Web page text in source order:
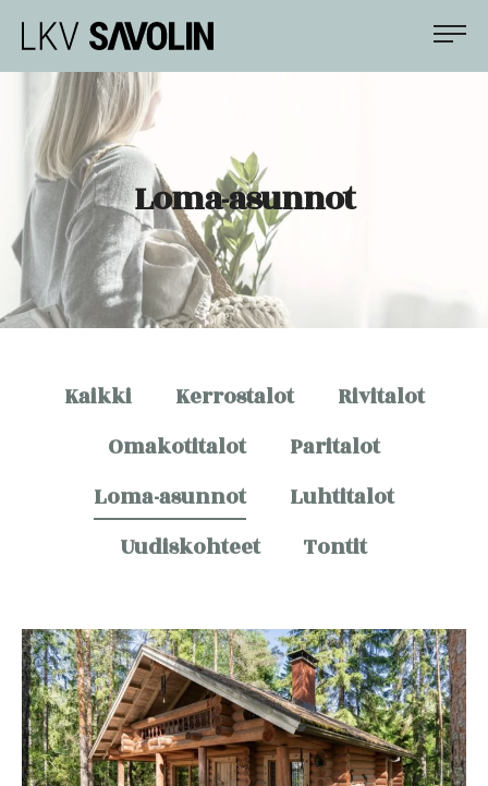
Siirry
suoraan
sisältöön
LKV Savolin
asunto-
kiinteistökaupoissa
Loma-asunnot
Kaikki Kerrostalot
Rivitalot
Omakotitalot
Paritalot
Loma-asunnot
Luhtitalot
Uudiskohteet
Tontit